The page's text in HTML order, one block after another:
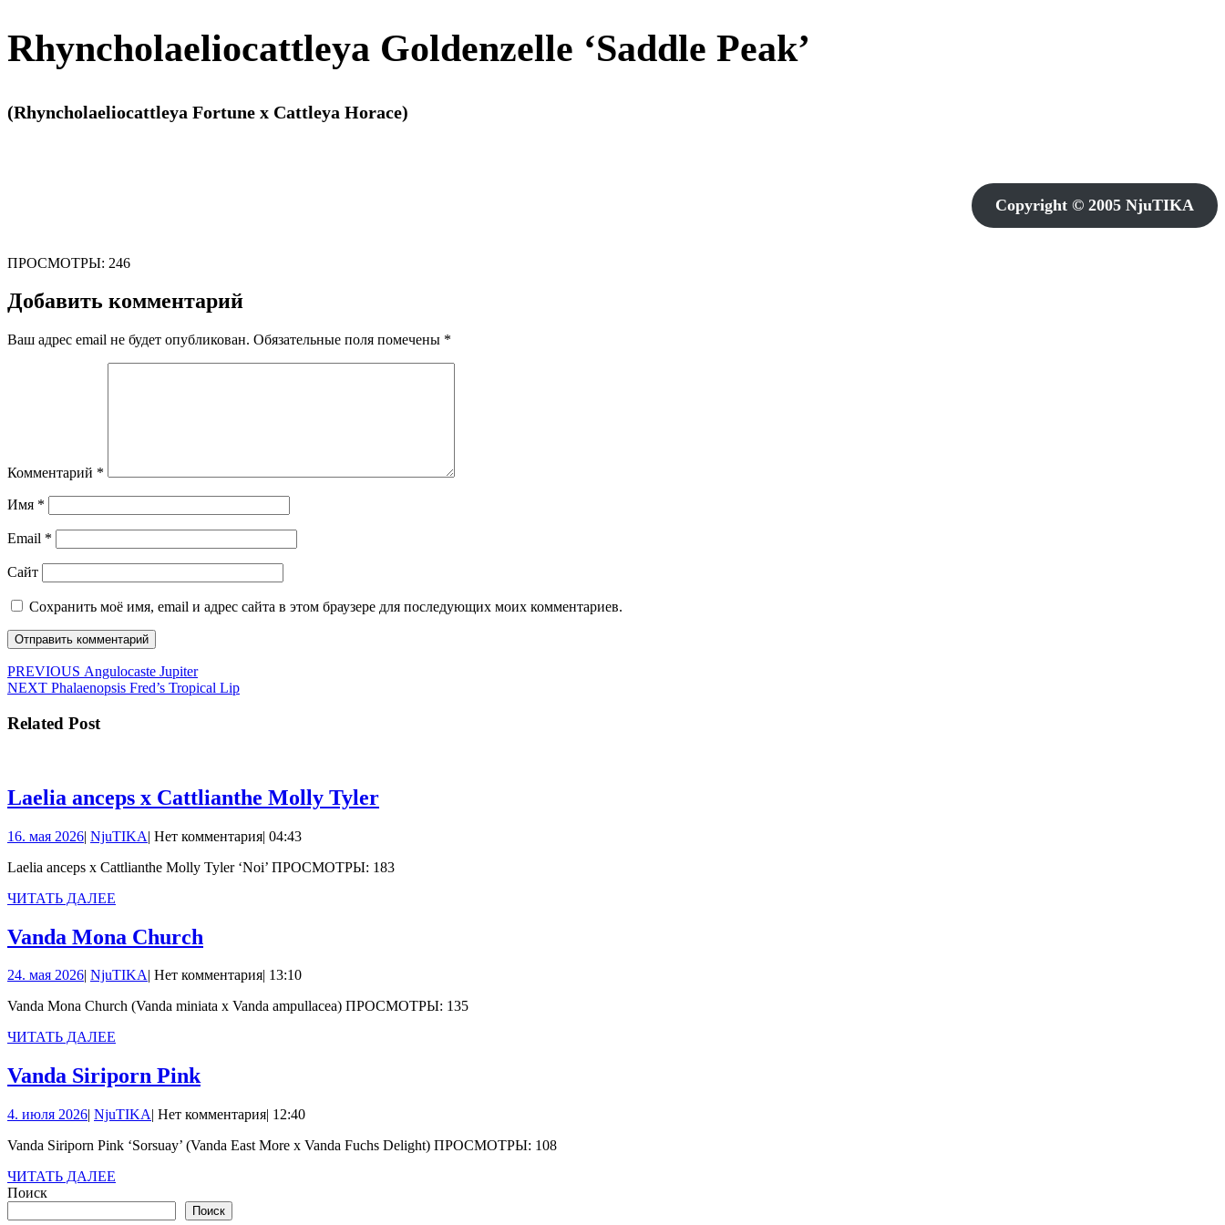
Rhyncholaeliocattleya Goldenzelle ‘Saddle Peak’
(Rhyncholaeliocattleya Fortune x Cattleya Horace)
Copyright © 2005 NjuTIKA
ПРОСМОТРЫ: 246
Добавить комментарий
Ваш адрес email не будет опубликован. Обязательные поля помечены *
Комментарий *
Имя *
Email *
Сайт
Сохранить моё имя, email и адрес сайта в этом браузере для последующих моих комментариев.
Навигация
по
записям
PREVIOUS Предыдущая
запись:
Angulocaste Jupiter
NEXT Следующая
Phalaenopsis Fred’s Tropical Lip
Related Post
Laelia anceps x Cattlianthe Molly TylerLaelia
Cattlianthe
16. мая 202616.
2026
| NjuTIKANjuTIKA
| Нет комментария| 04:43
Laelia anceps x Cattlianthe Molly Tyler ‘Noi’ ПРОСМОТРЫ: 183
ЧИТАТЬ ДАЛЕЕ
Vanda Mona Church
Church
24. мая 202624.
2026
| NjuTIKANjuTIKA
| Нет комментария| 13:10
Vanda Mona Church (Vanda miniata x Vanda ampullacea) ПРОСМОТРЫ: 135
ЧИТАТЬ ДАЛЕЕ
Vanda Siriporn PinkVanda
Pink
4. июля 20264.
2026
| NjuTIKANjuTIKA
| Нет комментария| 12:40
Vanda Siriporn Pink ‘Sorsuay’ (Vanda East More x Vanda Fuchs Delight) ПРОСМОТРЫ: 108
ЧИТАТЬ ДАЛЕЕ
Поиск
Поиск